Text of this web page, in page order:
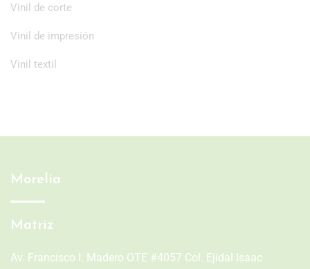
Vinil de corte
Vinil de impresión
Vinil textil
Morelia
Matriz
Av. Francisco I. Madero OTE #4057 Col. Ejidal Isaac